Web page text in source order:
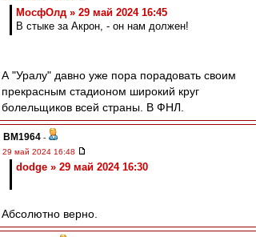
МосфОлд » 29 май 2024 16:45
В стыке за Акрон, - он нам должен!
А "Уралу" давно уже пора порадовать своим
прекрасным стадионом широкий круг
болельщиков всей страны. В ФНЛ.
BM1964 -
29 май 2024 16:48
dodge » 29 май 2024 16:30
Абсолютно верно.